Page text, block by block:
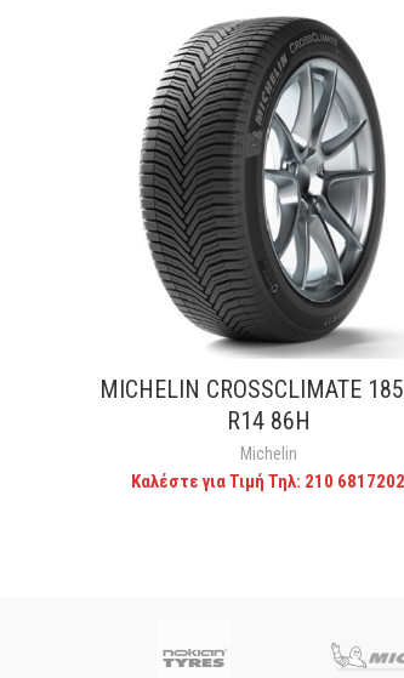
CALL FOR PRICE
MICHELIN CROSSCLIMATE
R14 86H
Michelin
Καλέστε για Τιμή Τηλ: 210 6817202